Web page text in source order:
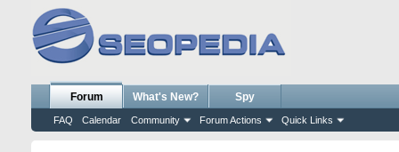
Forum
FAQ Calendar Community Forum Actions Quick Links
What's New? Spy